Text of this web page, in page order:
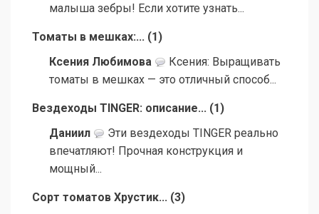
малыша зебры! Если хотите узнать...
Томаты в мешках:... (1)
Ксения Любимова
Ксения: Выращивать
томаты в мешках — это отличный способ...
Вездеходы TINGER: описание... (1)
Даниил
Эти вездеходы TINGER реально
впечатляют! Прочная конструкция и
мощный...
Сорт томатов Хрустик... (3)